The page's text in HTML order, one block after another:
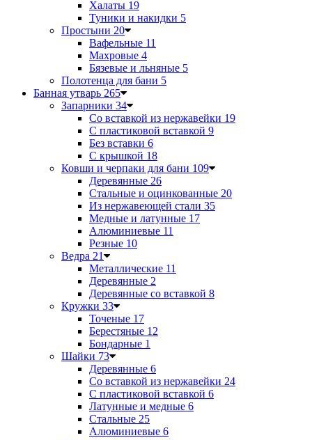
Халаты 19
Туники и накидки 5
Простыни 20
Вафельные 11
Махровые 4
Бязевые и льняные 5
Полотенца для бани 5
Банная утварь 265
Запарники 34
Со вставкой из нержавейки 19
С пластиковой вставкой 9
Без вставки 6
С крышкой 18
Ковши и черпаки для бани 109
Деревянные 26
Стальные и оцинкованные 20
Из нержавеющей стали 35
Медные и латунные 17
Алюминиевые 11
Резные 10
Ведра 21
Металлические 11
Деревянные 2
Деревянные со вставкой 8
Кружки 33
Точеные 17
Берестяные 12
Бондарные 1
Шайки 73
Деревянные 6
Со вставкой из нержавейки 24
С пластиковой вставкой 6
Латунные и медные 6
Стальные 25
Алюминиевые 6